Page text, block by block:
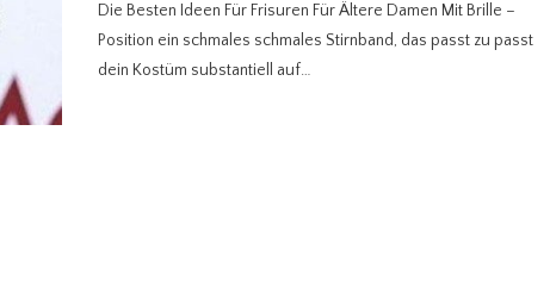
Die Besten Ideen Für Frisuren Für Ältere Damen Mit Brille –
Position ein schmales schmales Stirnband, das passt zu passt
dein Kostüm substantiell auf…